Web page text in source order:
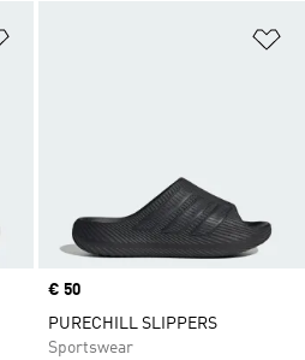
Price
€ 50
PURECHILL SLIPPERS
Sportswear